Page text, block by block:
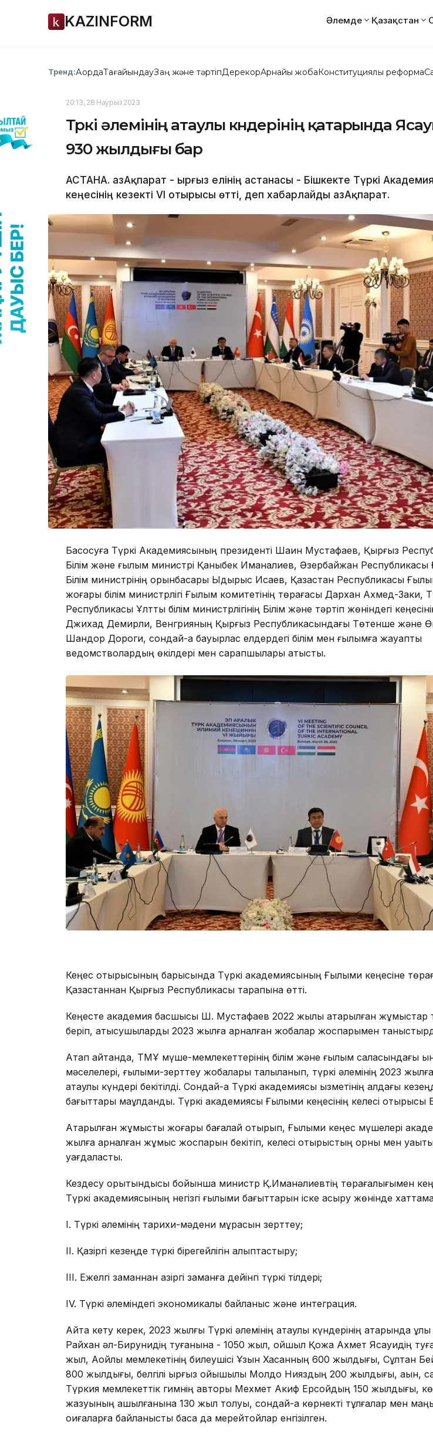
KAZINFORM Әлемде Қазақстан
Тренд:АқордаТағайындауЗаң және тәртіпДерекқорАрнайы жобаКонституциялық реформа
20:13, 28 Наурыз 2023
Түркі әлемінің атаулы күндерінің қатарында
930 жылдығы бар
АСТАНА. ҚазАқпарат - Қырғыз елінің астанасы - Бішкекте Түркі
кеңесінің кезекті VІ отырысы өтті, деп хабарлайды ҚазАқпарат.
Басқосуға Түркі Академиясының президенті Шаин Мустафаев, Қырғыз
Білім және ғылым министрі Қаныбек Иманалиев, Әзербайжан
Білім министрінің орынбасары Ыдырыс Исаев, Қазақстан Республикасы
жоғары білім министрлігі Ғылым комитетінің төрағасы Дархан Ахмед-Заки,
Республикасы Ұлттық білім министрлігінің Білім және тәртіп жөніндегі
Джихад Демирли, Венгрияның Қырғыз Республикасындағы Төтенше және
Шандор Дороги, сондай-ақ бауырлас елдердегі білім мен ғылымға жауапты
ведомстволардың өкілдері мен сарапшылары қатысты.
Кеңес отырысының барысында Түркі академиясының Ғылыми кеңесіне
Қазақстаннан Қырғыз Республикасы тарапына өтті.
Кеңесте академия басшысы Ш. Мустафаев 2022 жылы атқарылған жұмыстар
беріп, қатысушыларды 2023 жылға арналған жобалар жоспарымен
Атап айтқанда, ТМҰ мүше-мемлекеттерінің білім және ғылым саласындағы
мәселелері, ғылыми-зерттеу жобалары талқыланып, түркі әлемінің 2023
атаулы күндері бекітілді. Сондай-ақ Түркі академиясы қызметінің алдағы
бағыттары мақұлданды. Түркі академиясы Ғылыми кеңесінің келесі отырысы
Атқарылған жұмысты жоғары бағалай отырып, Ғылыми кеңес мүшелері
жылға арналған жұмыс жоспарын бекітіп, келесі отырыстың орны мен
уағдаласты.
Кездесу қорытындысы бойынша министр Қ.Иманәлиевтің төрағалығымен
Түркі академиясының негізгі ғылыми бағыттарын іске асыру жөнінде
I. Түркі әлемінің тарихи-мәдени мұрасын зерттеу;
II. Қазіргі кезеңде түркі бірегейлігін қалыптастыру;
III. Ежелгі заманнан қазіргі заманға дейінгі түркі тілдері;
IV. Түркі әлеміндегі экономикалық байланыс және интеграция.
Айта кету керек, 2023 жылғы Түркі әлемінің атаулы күндерінің қатарында
Райхан әл-Бирунидің туғанына - 1050 жыл, ойшыл Қожа Ахмет Ясауидің
жыл, Аққойлы мемлекетінің билеушісі Ұзын Хасанның 600 жылдығы, Сұлтан
800 жылдығы, белгілі қырғыз ойышылы Молдо Нияздың 200 жылдығы, ақын,
Түркия мемлекеттік гимнің авторы Мехмет Акиф Ерсойдың 150 жылдығы,
жазуының ашылғанына 130 жыл толуы, сондай-ақ көрнекті тұлғалар мен
оқиғаларға байланысты басқа да мерейтойлар енгізілген.